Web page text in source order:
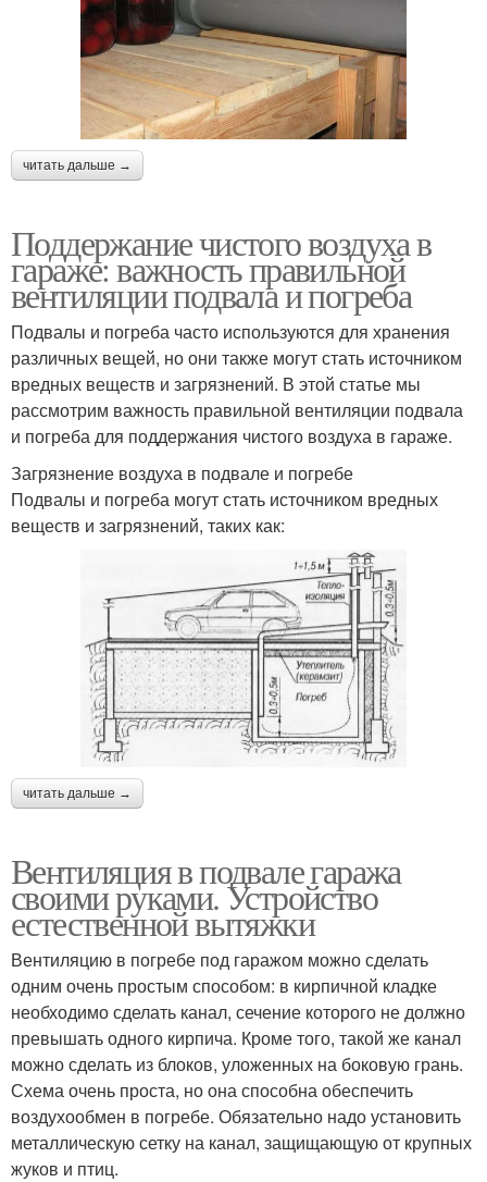
читать дальше →
Поддержание чистого воздуха в
гараже: важность правильной
вентиляции подвала и погреба
Подвалы и погреба часто используются для хранения
различных вещей, но они также могут стать источником
вредных веществ и загрязнений. В этой статье мы
рассмотрим важность правильной вентиляции подвала
и погреба для поддержания чистого воздуха в гараже.
Загрязнение воздуха в подвале и погребе
Подвалы и погреба могут стать источником вредных
веществ и загрязнений, таких как:
читать дальше →
Вентиляция в подвале гаража
своими руками. Устройство
естественной вытяжки
Вентиляцию в погребе под гаражом можно сделать
одним очень простым способом: в кирпичной кладке
необходимо сделать канал, сечение которого не должно
превышать одного кирпича. Кроме того, такой же канал
можно сделать из блоков, уложенных на боковую грань.
Схема очень проста, но она способна обеспечить
воздухообмен в погребе. Обязательно надо установить
металлическую сетку на канал, защищающую от крупных
жуков и птиц.